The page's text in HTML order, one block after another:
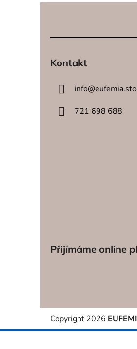
Kontakt
info@
721 698 688
Přijímáme online
Copyright 2026